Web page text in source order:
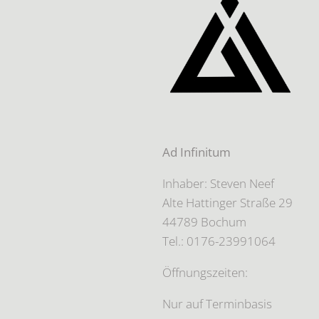
Ad Infinitum
Inhaber: Steven Neef
Alte Hattinger Straße 29
44789 Bochum
Tel.: 0176-23991064
Öffnungszeiten:
Nur auf Terminbasis